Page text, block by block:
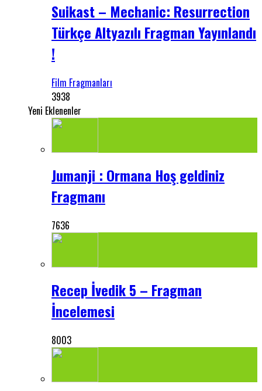
Suikast – Mechanic: Resurrection
Türkçe Altyazılı Fragman Yayınlandı
!
Film Fragmanları
3938
Yeni Eklenenler
Jumanji : Ormana Hoş geldiniz
Fragmanı
7636
Recep İvedik 5 – Fragman
İncelemesi
8003